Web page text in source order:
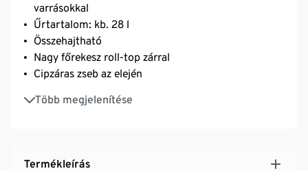
varrásokkal
Űrtartalom: kb. 28 l
Összehajtható
Nagy főrekesz roll-top zárral
Cipzáras zseb az elején
Több megjelenítése
2 hálós zseb oldalt
Állítható vállpántok hálós betéttel
Termékleírás